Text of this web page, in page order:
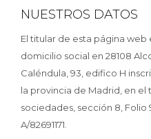
NUESTROS DATOS
El titular de esta página web
domicilio social en 28108
Caléndula, 93, edifico H
la provincia de Madrid, en el
sociedades, sección 8, Folio
A/82691171.